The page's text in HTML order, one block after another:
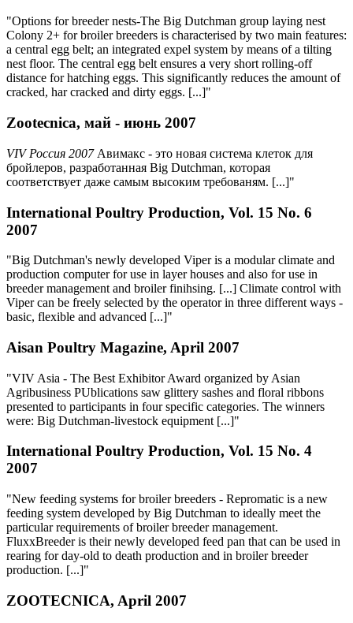
"Options for breeder nests-The Big Dutchman group laying nest
Colony 2+ for broiler breeders is characterised by two main features:
a central egg belt; an integrated expel system by means of a tilting
nest floor. The central egg belt ensures a very short rolling-off
distance for hatching eggs. This significantly reduces the amount of
cracked, har cracked and dirty eggs. [...]"
Zootecnica, май - июнь 2007
VIV Россия 2007Авимакс - это новая система клеток для
бройлеров, разработанная Big Dutchman, которая
соответствует даже самым высоким требованям. [...]"
International Poultry Production, Vol. 15 No. 6
2007
"Big Dutchman's newly developed Viper is a modular climate and
production computer for use in layer houses and also for use in
breeder management and broiler finihsing. [...] Climate control with
Viper can be freely selected by the operator in three different ways -
basic, flexible and advanced [...]"
Aisan Poultry Magazine, April 2007
"VIV Asia - The Best Exhibitor Award organized by Asian
Agribusiness PUblications saw glittery sashes and floral ribbons
presented to participants in four specific categories. The winners
were: Big Dutchman-livestock equipment [...]"
International Poultry Production, Vol. 15 No. 4
2007
"New feeding systems for broiler breeders - Repromatic is a new
feeding system developed by Big Dutchman to ideally meet the
particular requirements of broiler breeder management.
FluxxBreeder is their newly developed feed pan that can be used in
rearing for day-old to death production and in broiler breeder
production. [...]"
ZOOTECNICA, April 2007